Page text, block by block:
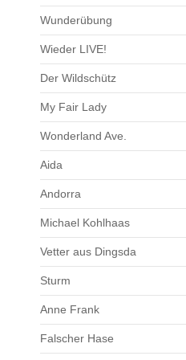
Wunderübung
Wieder LIVE!
Der Wildschütz
My Fair Lady
Wonderland Ave.
Aida
Andorra
Michael Kohlhaas
Vetter aus Dingsda
Sturm
Anne Frank
Falscher Hase